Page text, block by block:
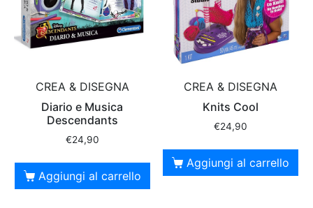
CREA & DISEGNA
Diario e Musica
Descendants
€24,90
Aggiungi al carrello
CREA & DISEGNA
Knits Cool
€24,90
Aggiungi al carrello